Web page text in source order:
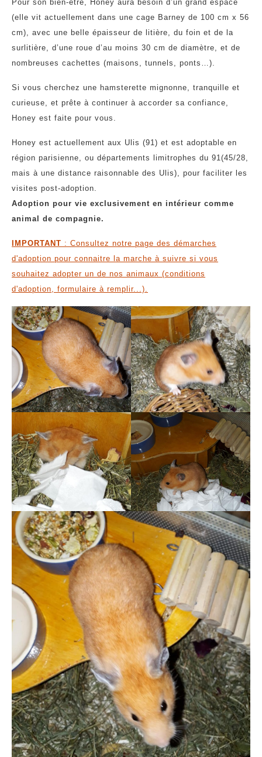
Pour son bien-être, Honey aura besoin d’un grand espace
(elle vit actuellement dans une cage Barney de 100 cm x 56
cm), avec une belle épaisseur de litière, du foin et de la
surlitière, d’une roue d’au moins 30 cm de diamètre, et de
nombreuses cachettes (maisons, tunnels, ponts…).
Si vous cherchez une hamsterette mignonne, tranquille et
curieuse, et prête à continuer à accorder sa confiance,
Honey est faite pour vous.
Honey est actuellement aux Ulis (91) et est adoptable en
région parisienne, ou départements limitrophes du 91(45/28,
mais à une distance raisonnable des Ulis), pour faciliter les
visites post-adoption.
Adoption pour vie exclusivement en intérieur comme
animal de compagnie.
IMPORTANT : Consultez notre page des démarches
d'adoption pour connaitre la marche à suivre si vous
souhaitez adopter un de nos animaux (conditions
d'adoption, formulaire à remplir...).